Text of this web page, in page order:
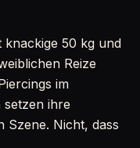
knackige 50 kg und
Reize
im
setzen ihre
Szene. Nicht, dass